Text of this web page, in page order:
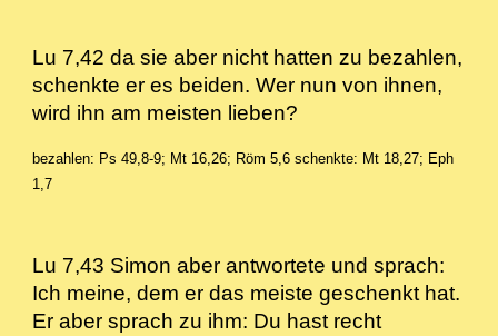
Lu 7,42 da sie aber nicht hatten zu bezahlen,
schenkte er es beiden. Wer nun von ihnen,
wird ihn am meisten lieben?
bezahlen: Ps 49,8-9; Mt 16,26; Röm 5,6 schenkte: Mt 18,27; Eph
1,7
Lu 7,43 Simon aber antwortete und sprach:
Ich meine, dem er das meiste geschenkt hat.
Er aber sprach zu ihm: Du hast recht